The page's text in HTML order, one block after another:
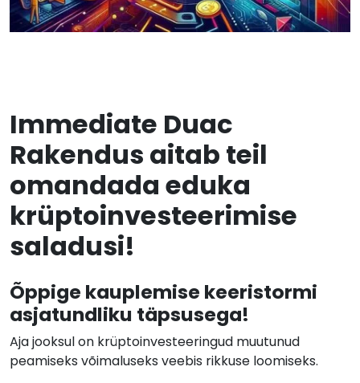
Immediate Duac
Rakendus aitab teil
omandada eduka
krüptoinvesteerimise
saladusi!
Õppige kauplemise keeristormi
asjatundliku täpsusega!
Aja jooksul on krüptoinvesteeringud muutunud
peamiseks võimaluseks veebis rikkuse loomiseks.